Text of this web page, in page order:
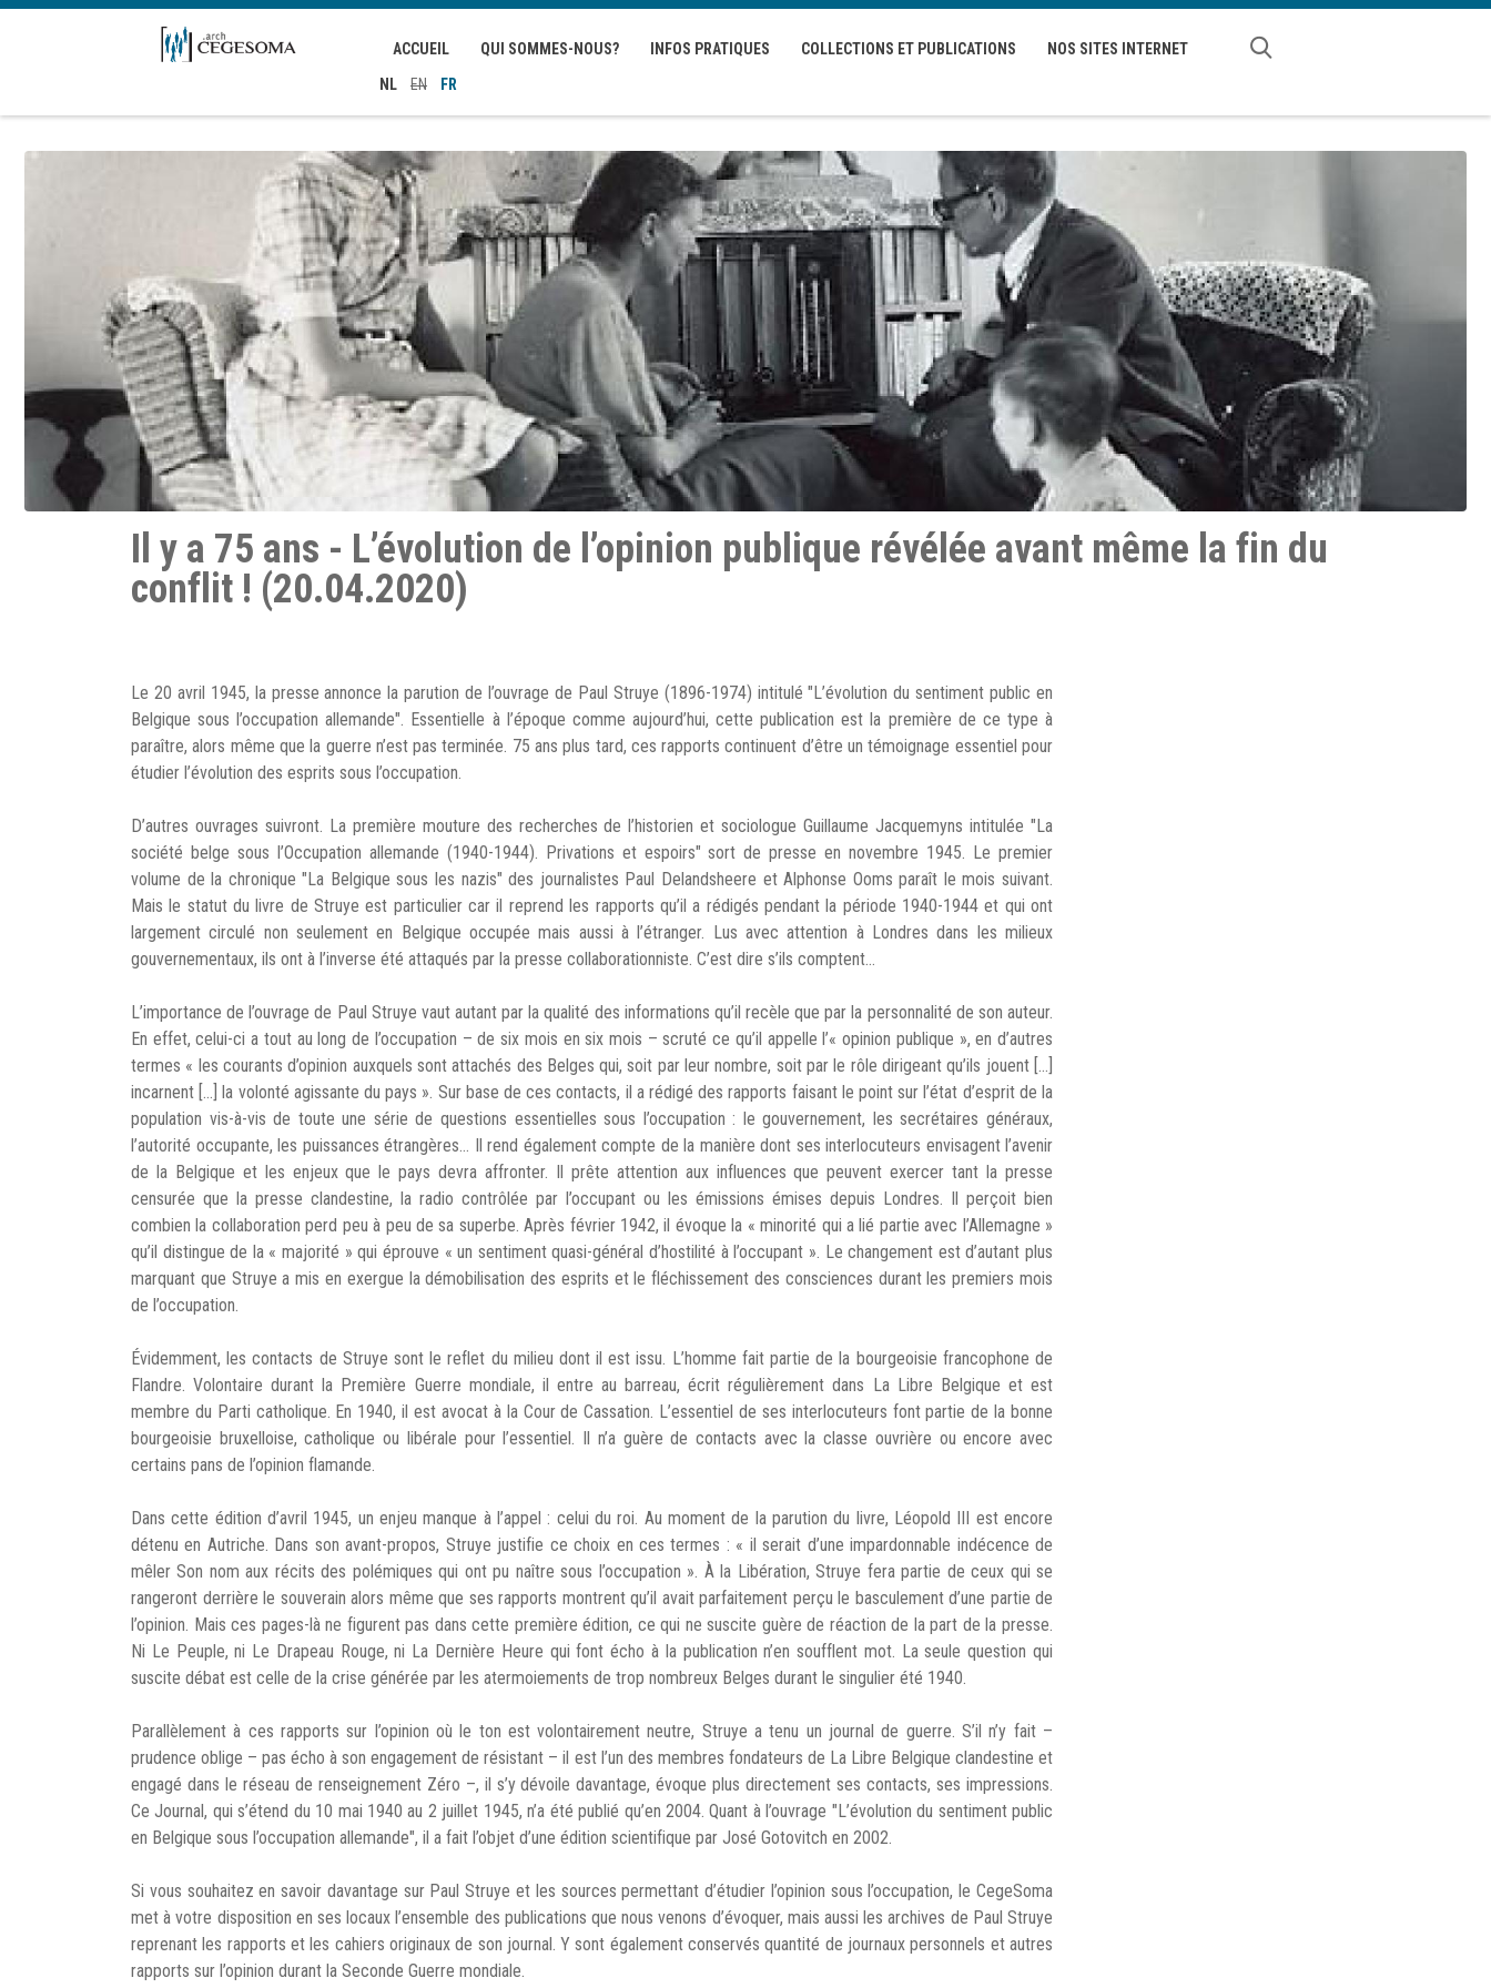
Aller au contenu principal
ACCUEIL QUI SOMMES-NOUS? INFOS PRATIQUES COLLECTIONS ET PUBLICATIONS
NOS SITES INTERNET
NL
EN FR
Il y a 75 ans - L’évolution de l’opinion publique révélée avant même la fin du
conflit ! (20.04.2020)
Le 20 avril 1945, la presse annonce la parution de l’ouvrage de Paul Struye (1896-1974) intitulé "L’évolution du sentiment public en
Belgique sous l’occupation allemande". Essentielle à l’époque comme aujourd’hui, cette publication est la première de ce type à
paraître, alors même que la guerre n’est pas terminée. 75 ans plus tard, ces rapports continuent d’être un témoignage essentiel pour
étudier l’évolution des esprits sous l’occupation.
D’autres ouvrages suivront. La première mouture des recherches de l’historien et sociologue Guillaume Jacquemyns intitulée "La
société belge sous l’Occupation allemande (1940-1944). Privations et espoirs" sort de presse en novembre 1945. Le premier
volume de la chronique "La Belgique sous les nazis" des journalistes Paul Delandsheere et Alphonse Ooms paraît le mois suivant.
Mais le statut du livre de Struye est particulier car il reprend les rapports qu’il a rédigés pendant la période 1940-1944 et qui ont
largement circulé non seulement en Belgique occupée mais aussi à l’étranger. Lus avec attention à Londres dans les milieux
gouvernementaux, ils ont à l’inverse été attaqués par la presse collaborationniste. C’est dire s’ils comptent…
L’importance de l’ouvrage de Paul Struye vaut autant par la qualité des informations qu’il recèle que par la personnalité de son auteur.
En effet, celui-ci a tout au long de l’occupation – de six mois en six mois – scruté ce qu’il appelle l’« opinion publique », en d’autres
termes « les courants d’opinion auxquels sont attachés des Belges qui, soit par leur nombre, soit par le rôle dirigeant qu’ils jouent […]
incarnent […] la volonté agissante du pays ». Sur base de ces contacts, il a rédigé des rapports faisant le point sur l’état d’esprit de la
population vis-à-vis de toute une série de questions essentielles sous l’occupation : le gouvernement, les secrétaires généraux,
l’autorité occupante, les puissances étrangères… Il rend également compte de la manière dont ses interlocuteurs envisagent l’avenir
de la Belgique et les enjeux que le pays devra affronter. Il prête attention aux influences que peuvent exercer tant la presse
censurée que la presse clandestine, la radio contrôlée par l’occupant ou les émissions émises depuis Londres. Il perçoit bien
combien la collaboration perd peu à peu de sa superbe. Après février 1942, il évoque la « minorité qui a lié partie avec l’Allemagne »
qu’il distingue de la « majorité » qui éprouve « un sentiment quasi-général d’hostilité à l’occupant ». Le changement est d’autant plus
marquant que Struye a mis en exergue la démobilisation des esprits et le fléchissement des consciences durant les premiers mois
de l’occupation.
Évidemment, les contacts de Struye sont le reflet du milieu dont il est issu. L’homme fait partie de la bourgeoisie francophone de
Flandre. Volontaire durant la Première Guerre mondiale, il entre au barreau, écrit régulièrement dans La Libre Belgique et est
membre du Parti catholique. En 1940, il est avocat à la Cour de Cassation. L’essentiel de ses interlocuteurs font partie de la bonne
bourgeoisie bruxelloise, catholique ou libérale pour l’essentiel. Il n’a guère de contacts avec la classe ouvrière ou encore avec
certains pans de l’opinion flamande.
Dans cette édition d’avril 1945, un enjeu manque à l’appel : celui du roi. Au moment de la parution du livre, Léopold III est encore
détenu en Autriche. Dans son avant-propos, Struye justifie ce choix en ces termes : « il serait d’une impardonnable indécence de
mêler Son nom aux récits des polémiques qui ont pu naître sous l’occupation ». À la Libération, Struye fera partie de ceux qui se
rangeront derrière le souverain alors même que ses rapports montrent qu’il avait parfaitement perçu le basculement d’une partie de
l’opinion. Mais ces pages-là ne figurent pas dans cette première édition, ce qui ne suscite guère de réaction de la part de la presse.
Ni Le Peuple, ni Le Drapeau Rouge, ni La Dernière Heure qui font écho à la publication n’en soufflent mot. La seule question qui
suscite débat est celle de la crise générée par les atermoiements de trop nombreux Belges durant le singulier été 1940.
Parallèlement à ces rapports sur l’opinion où le ton est volontairement neutre, Struye a tenu un journal de guerre. S’il n’y fait –
prudence oblige – pas écho à son engagement de résistant – il est l’un des membres fondateurs de La Libre Belgique clandestine et
engagé dans le réseau de renseignement Zéro –, il s’y dévoile davantage, évoque plus directement ses contacts, ses impressions.
Ce Journal, qui s’étend du 10 mai 1940 au 2 juillet 1945, n’a été publié qu’en 2004. Quant à l’ouvrage "L’évolution du sentiment public
en Belgique sous l’occupation allemande", il a fait l’objet d’une édition scientifique par José Gotovitch en 2002.
Si vous souhaitez en savoir davantage sur Paul Struye et les sources permettant d’étudier l’opinion sous l’occupation, le CegeSoma
met à votre disposition en ses locaux l’ensemble des publications que nous venons d’évoquer, mais aussi les archives de Paul Struye
reprenant les rapports et les cahiers originaux de son journal. Y sont également conservés quantité de journaux personnels et autres
rapports sur l’opinion durant la Seconde Guerre mondiale.